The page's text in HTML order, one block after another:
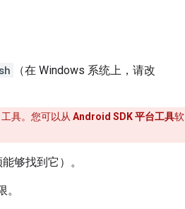
（在 Windows 系统上，请改
工具。您可以从 Android SDK 平台工具软
够找到它）。